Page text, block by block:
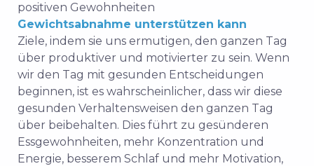
positiven Gewohnheiten
Gewichtsabnahme unterstützen kann
Ziele, indem sie uns ermutigen, den ganzen Tag
über produktiver und motivierter zu sein. Wenn
wir den Tag mit gesunden Entscheidungen
beginnen, ist es wahrscheinlicher, dass wir diese
gesunden Verhaltensweisen den ganzen Tag
über beibehalten. Dies führt zu gesünderen
Essgewohnheiten, mehr Konzentration und
Energie, besserem Schlaf und mehr Motivation,